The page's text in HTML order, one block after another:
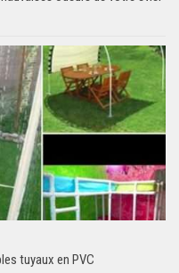
tuyaux en PVC